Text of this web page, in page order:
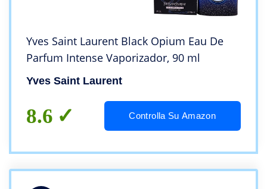
Yves Saint Laurent Black Opium Eau De
Parfum Intense Vaporizador, 90 ml
Yves Saint Laurent
8.6 Controlla Su Amazon